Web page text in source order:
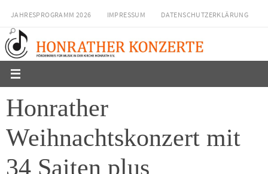
Zum
Inhalt
springen
JAHRESPROGRAMM 2026 IMPRESSUM DATENSCHUTZERKLÄRUNG
Honrather
Weihnachtskonzert mit
34 Saiten plus